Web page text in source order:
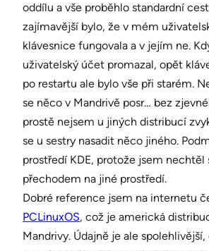
oddílu a vše proběhlo standardní
zajímavější bylo, že v mém
klávesnice fungovala a v jejím ne.
uživatelský účet promazal, opět
po restartu ale bylo vše při starém.
se něco v Mandrivě posr… bez
prostě nejsem u jiných distribucí
se u sestry nasadit něco jiného.
prostředí KDE, protože jsem nechtěl
přechodem na jiné prostředí.
Dobré reference jsem na internetu
PCLinuxOS, což je americká
Mandrivy. Údajně je ale spolehlivější,